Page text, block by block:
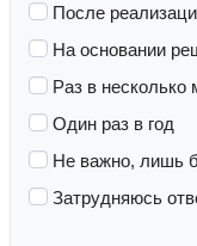
После
На основании
Раз в несколько
Один раз в год
Не важно, лишь
Затрудняюсь